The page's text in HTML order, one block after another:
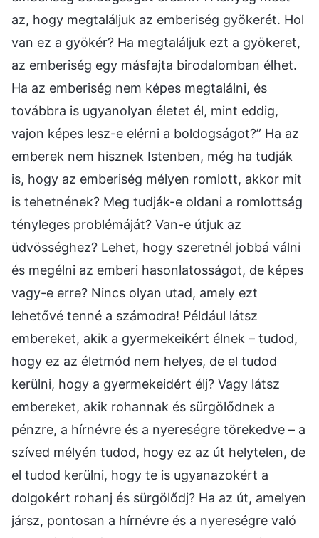
az, hogy megtaláljuk az emberiség gyökerét. Hol
van ez a gyökér? Ha megtaláljuk ezt a gyökeret,
az emberiség egy másfajta birodalomban élhet.
Ha az emberiség nem képes megtalálni, és
továbbra is ugyanolyan életet él, mint eddig,
vajon képes lesz-e elérni a boldogságot?” Ha az
emberek nem hisznek Istenben, még ha tudják
is, hogy az emberiség mélyen romlott, akkor mit
is tehetnének? Meg tudják-e oldani a romlottság
tényleges problémáját? Van-e útjuk az
üdvösséghez? Lehet, hogy szeretnél jobbá válni
és megélni az emberi hasonlatosságot, de képes
vagy-e erre? Nincs olyan utad, amely ezt
lehetővé tenné a számodra! Például látsz
embereket, akik a gyermekeikért élnek – tudod,
hogy ez az életmód nem helyes, de el tudod
kerülni, hogy a gyermekeidért élj? Vagy látsz
embereket, akik rohannak és sürgölődnek a
pénzre, a hírnévre és a nyereségre törekedve – a
szíved mélyén tudod, hogy ez az út helytelen, de
el tudod kerülni, hogy te is ugyanazokért a
dolgokért rohanj és sürgölődj? Ha az út, amelyen
jársz, pontosan a hírnévre és a nyereségre való